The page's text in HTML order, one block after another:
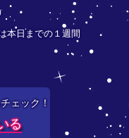
本日までの１週間
ェック！
る